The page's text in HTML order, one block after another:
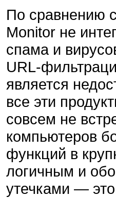
По сравнению
Monitor не
спама и
URL-
является
все эти
совсем не
компьютеров
функций в
логичным и
утечками —